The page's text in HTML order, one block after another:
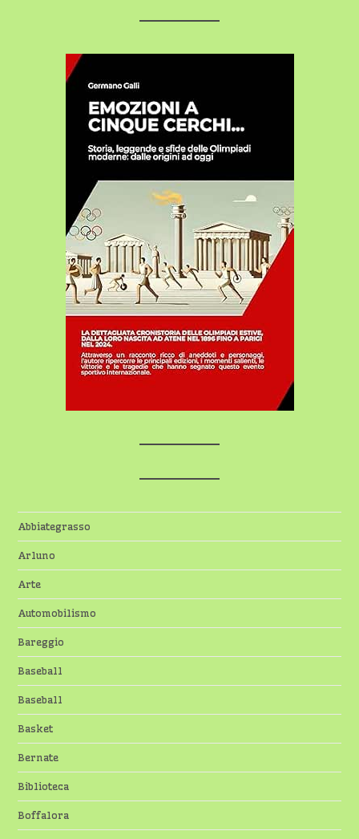
Abbiategrasso
Arluno
Arte
Automobilismo
Bareggio
Baseball
Baseball
Basket
Bernate
Biblioteca
Boffalora